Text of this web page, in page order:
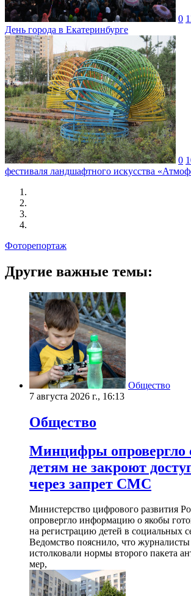
0
День города в Екатеринбурге
0
фестиваля ландшафтного искусства
Фоторепортаж
Другие важные темы:
Общество
7 августа 2026 г., 16:13
Общество
Минцифры опровергло
детям не закроют
через запрет СМС
Министерство цифрового развития
опровергло информацию о якобы
на регистрацию детей в социальных
Ведомство пояснило, что
истолковали нормы второго пакета
мер,